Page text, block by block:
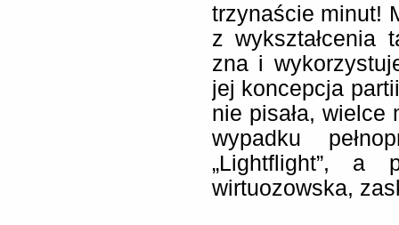
trzynaście minut!
z wykształcenia
zna i
jej koncepcja
nie pisała, wielce
wypadku
„Lightflight”, a
wirtuozowska,